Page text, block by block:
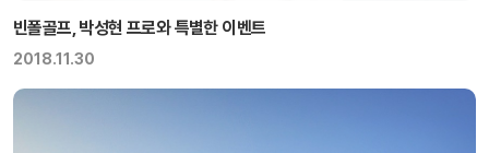
빈폴골프, 박성현 프로와 특별한 이벤트
2018.11.30